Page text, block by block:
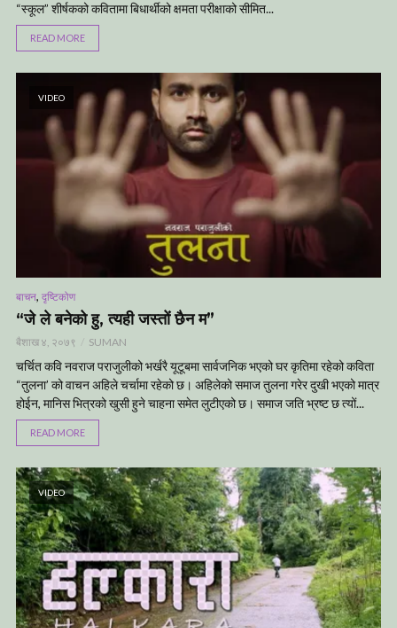
“स्कूल” शीर्षकको कवितामा बिधार्थीको क्षमता परीक्षाको सीमित...
READ MORE
VIDEO
बाचन, दृष्टिकोण
“जे ले बनेको हु, त्यही जस्तों छैन म”
बैशाख ४, २०७९ SUMAN
चर्चित कवि नवराज पराजुलीको भर्खरै यूटूबमा सार्वजनिक भएको घर कृतिमा रहेको कविता
“तुलना’ को वाचन अहिले चर्चामा रहेको छ। अहिलेको समाज तुलना गरेर दुखी भएको मात्र
होईन, मानिस भित्रको खुसी हुने चाहना समेत लुटीएको छ। समाज जति भ्रष्ट छ त्यों...
READ MORE
VIDEO